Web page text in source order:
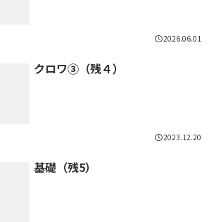
2026.06.01
クロワ③（残４）
2023.12.20
基礎（残5）